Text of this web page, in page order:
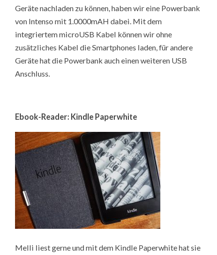
Geräte nachladen zu können, haben wir eine Powerbank
von Intenso mit 1.0000mAH dabei. Mit dem
integriertem microUSB Kabel können wir ohne
zusätzliches Kabel die Smartphones laden, für andere
Geräte hat die Powerbank auch einen weiteren USB
Anschluss.
Ebook-Reader: Kindle Paperwhite
Melli liest gerne und mit dem Kindle Paperwhite hat sie